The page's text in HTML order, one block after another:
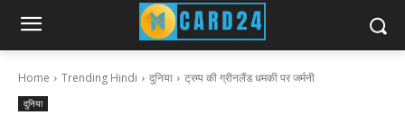
Home Trending Hindi दुनिया ट्रम्प की ग्रीनलैंड धमकी पर जर्मनी
दुनिया